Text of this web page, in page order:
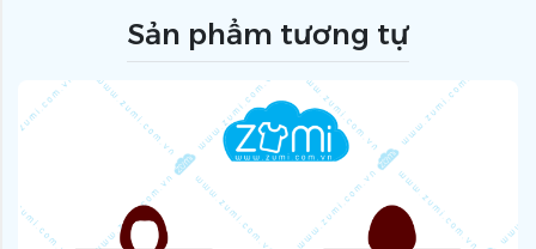
Sản phẩm tương tự